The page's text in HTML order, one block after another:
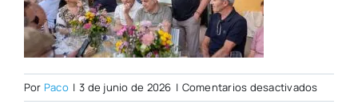
Por Paco | 3 de junio de 2026 | Comentarios desactivadosen